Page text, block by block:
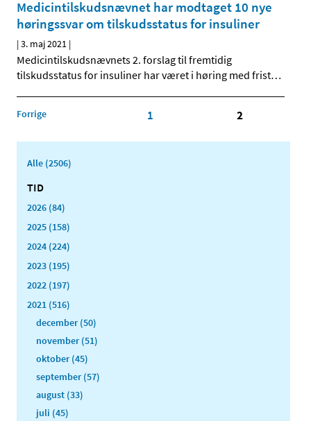
Medicintilskudsnævnet har modtaget 10 nye
høringssvar om tilskudsstatus for insuliner
|3. maj 2021 |
Medicintilskudsnævnets 2. forslag til fremtidig
tilskudsstatus for insuliner har været i høring med frist…
Forrige 1 2
Alle (2506)
TID
2026 (84)
2025 (158)
2024 (224)
2023 (195)
2022 (197)
2021 (516)
december (50)
november (51)
oktober (45)
september (57)
august (33)
juli (45)